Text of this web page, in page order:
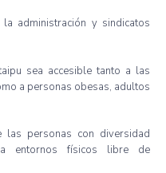
administración y sindicatos
sea accesible tanto a las
a personas obesas, adultos
las personas con diversidad
entornos físicos librede